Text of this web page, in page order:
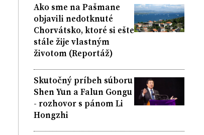
Ako sme na Pašmane
objavili nedotknuté
Chorvátsko, ktoré si ešte
stále žije vlastným
životom (Reportáž)
Skutočný príbeh súboru
Shen Yun a Falun Gongu
- rozhovor s pánom Li
Hongzhi